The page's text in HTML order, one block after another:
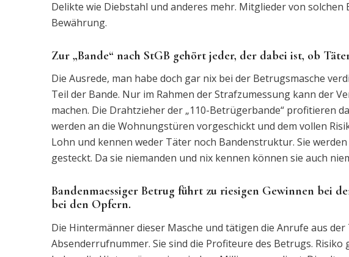
Delikte wie Diebstahl und anderes mehr. Mitglieder von solchen
Bewährung.
Zur „Bande“ nach StGB gehört jeder, der dabei ist, ob
Die Ausrede, man habe doch gar nix bei der Betrugsmasche
Teil der Bande. Nur im Rahmen der Strafzumessung kann der
machen. Die Drahtzieher der „110-Betrügerbande“ profitieren
werden an die Wohnungstüren vorgeschickt und dem vollen
Lohn und kennen weder Täter noch Bandenstruktur. Sie
gesteckt. Da sie niemanden und nix kennen können sie auch
Bandenmaessiger Betrug führt zu riesigen Gewinnen bei
bei den Opfern.
Die Hintermänner dieser Masche und tätigen die Anrufe aus
Absenderrufnummer. Sie sind die Profiteure des Betrugs. Risiko